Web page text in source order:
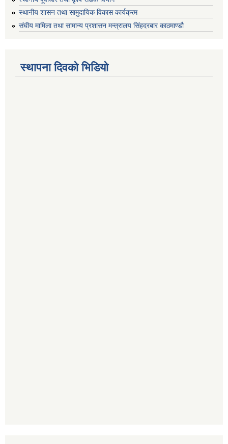
स्थानीय शासन तथा सामुदायिक विकास कार्यक्रम
संघीय मामिला तथा सामान्य प्रशासन मन्त्रालय सिंहदरबार काठमाण्डौ
स्थापना दिवको भिडियो